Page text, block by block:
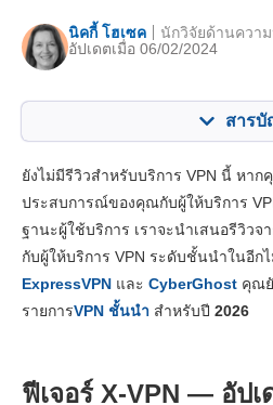
นิคกี้ โฮเซค
อัปเดตเมื่อ 06/02/2024
นักวิจัยด้านควา
สาร
คุณสมบัติหลัก 4.4
แอปและการติดตั้ง 6.0
ราคา
ความเสถียร & การช่วยเหลือ 6.3
ยังไม่มีรีวิวสำหรับบริการ VPN นี้ หา
ประสบการณ์ของคุณกับผู้ให้บริการ
ฐานะผู้ใช้บริการ เราจะนำเสนอรีวิวจ
กับผู้ให้บริการ VPN ระดับชั้นนำในอีก
ExpressVPN และ CyberGhost คุณยั
รายการVPN ชั้นนำ สำหรับปี 2026
ฟีเจอร์ X-VPN — อัปเ